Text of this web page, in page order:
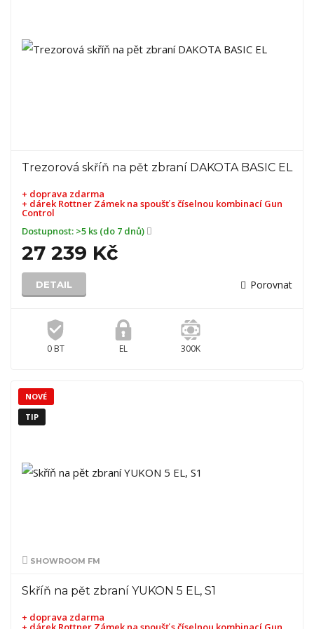
Trezorová skříň na pět zbraní DAKOTA BASIC EL
+ doprava zdarma
+ dárekRottner Zámek na spoušť s číselnou kombinací Gun
Control
Dostupnost: >5 ks (do 7 dnů)
27 239 Kč
DETAIL Porovnat
0 BT EL 300K
SHOWROOM FM
Skříň na pět zbraní YUKON 5 EL, S1
+ doprava zdarma
NOVÉ
TIP